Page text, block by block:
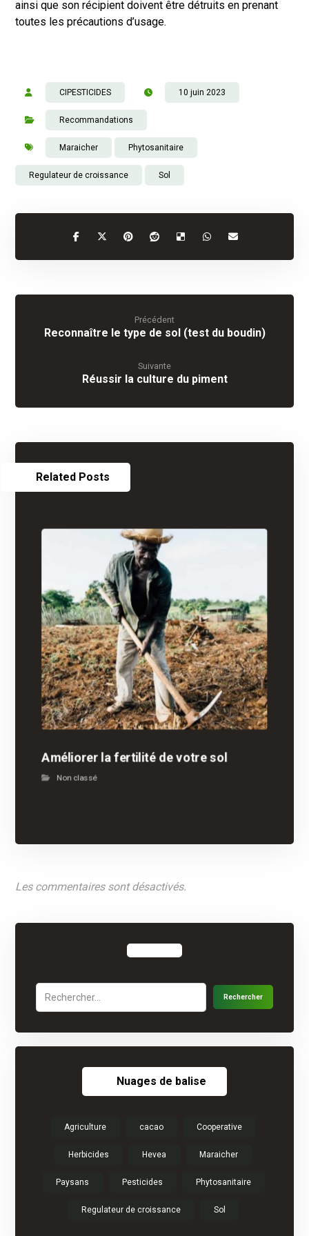
ainsi que son récipient doivent être détruits en prenant
toutes les précautions d’usage.
CIPESTICIDES 10 juin 2023
Recommandations
Maraicher Phytosanitaire
Regulateur de croissance Sol
Précédent
Reconnaître le type de sol (test du boudin)
Suivante
Réussir la culture du piment
Related Posts
Améliorer la fertilité de votre sol
Non classé
Les commentaires sont désactivés.
Nuages de balise
Agriculture cacao Cooperative
Herbicides Hevea Maraicher
Paysans Pesticides Phytosanitaire
Regulateur de croissance Sol